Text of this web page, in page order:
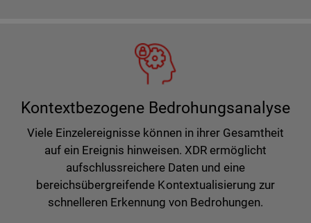
Kontextbezogene Bedrohungsanalyse
Viele Einzelereignisse können in ihrer Gesamtheit
auf ein Ereignis hinweisen. XDR ermöglicht
aufschlussreichere Daten und eine
bereichsübergreifende Kontextualisierung zur
schnelleren Erkennung von Bedrohungen.